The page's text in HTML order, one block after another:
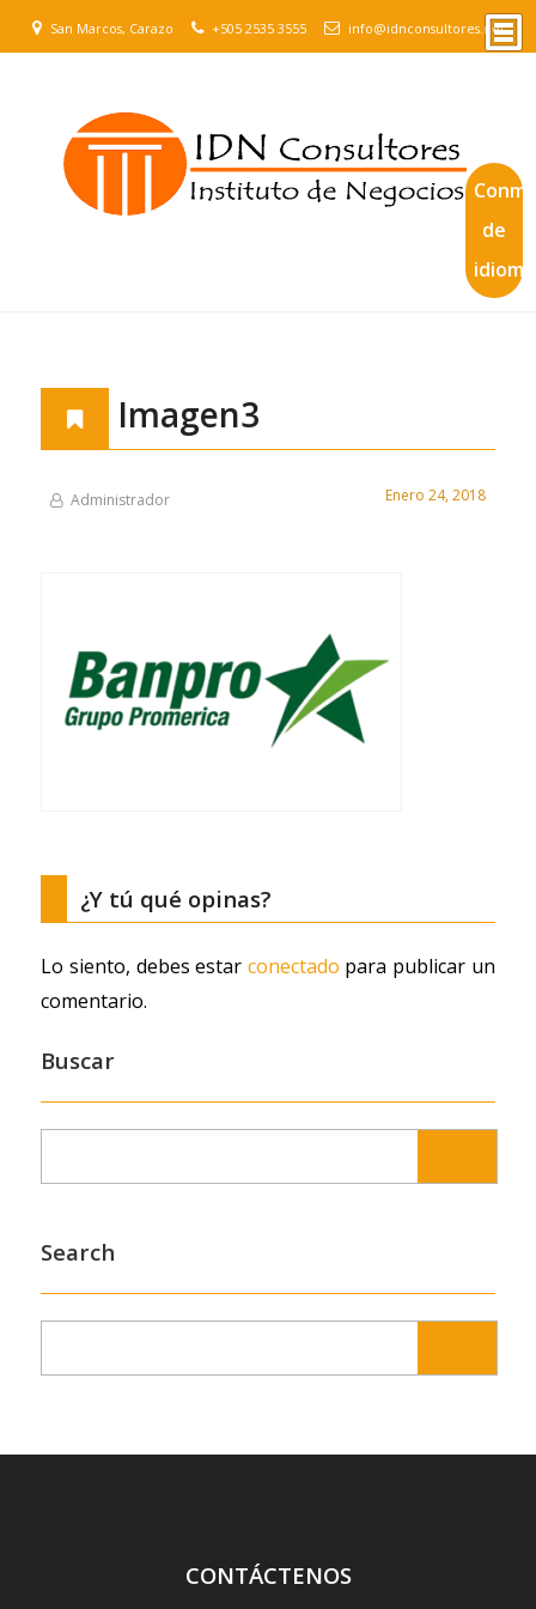
San Marcos, Carazo +505 2535 3555 info@idnconsultores.net
de
idioma
Imagen3
Administrador Enero 24, 2018
¿Y tú qué opinas?
Lo siento, debes estar conectado para publicar un
comentario.
Buscar
Search
CONTÁCTENOS